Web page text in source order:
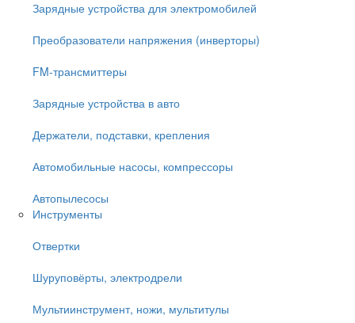
Зарядные устройства для электромобилей
Преобразователи напряжения (инверторы)
FM-трансмиттеры
Зарядные устройства в авто
Держатели, подставки, крепления
Автомобильные насосы, компрессоры
Автопылесосы
Инструменты
Отвертки
Шуруповёрты, электродрели
Мультиинструмент, ножи, мультитулы